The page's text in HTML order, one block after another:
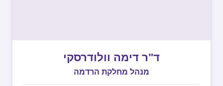
ד"ר דימה וולודרסקי
מנהל מחלקת הרדמה